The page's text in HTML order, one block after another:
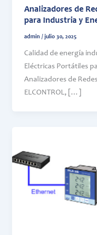
Analizadores de
para Industria y
admin / julio 30, 2025
Calidad de energía
Eléctricas Portátiles
Analizadores de
ELCONTROL, […]